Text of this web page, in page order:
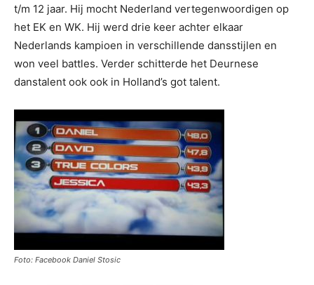
t/m 12 jaar. Hij mocht Nederland vertegenwoordigen op
het EK en WK. Hij werd drie keer achter elkaar
Nederlands kampioen in verschillende dansstijlen en
won veel battles. Verder schitterde het Deurnese
danstalent ook ook in Holland’s got talent.
Foto: Facebook Daniel Stosic